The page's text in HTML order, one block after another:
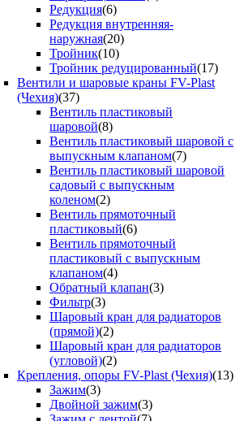
Редукция(6)
Редукция внутренняя-
наружная(20)
Тройник(10)
Тройник редуцированный(17)
Вентили и шаровые краны FV-Plast
(Чехия)(37)
Вентиль пластиковый
шаровой(8)
Вентиль пластиковый шаровой с
выпускным клапаном(7)
Вентиль пластиковый шаровой
садовый с выпускным
коленом(2)
Вентиль прямоточный
пластиковый(6)
Вентиль прямоточный
пластиковый с выпускным
клапаном(4)
Обратный клапан(3)
Фильтр(3)
Шаровый кран для радиаторов
(прямой)(2)
Шаровый кран для радиаторов
(угловой)(2)
Крепления, опоры FV-Plast (Чехия)(13)
Зажим(3)
Двойной зажим(3)